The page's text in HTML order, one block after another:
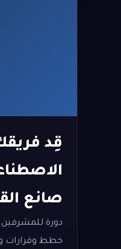
قِد
صانع
دورة للمشرفين
خطط وقرارات